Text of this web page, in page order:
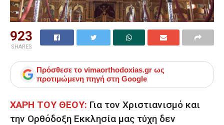
923
SHARES
Πρόσθεσε το vimaorthodoxias.gr ως
προτιμώμενη πηγή στη Google
ΧΑΡΗ ΤΟΥ ΘΕΟΥ: Για τον Χριστιανισμό και
την Ορθόδοξη Εκκλησία μας τύχη δεν